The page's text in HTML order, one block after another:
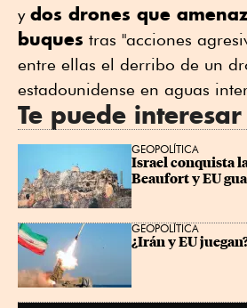
y dos drones que
buques tras "acciones
entre ellas el derribo de un
estadounidense en aguas
Te puede interesar
GEOPOLÍTICA
Israel conquista
Beaufort y EU
GEOPOLÍTICA
¿Irán y EU